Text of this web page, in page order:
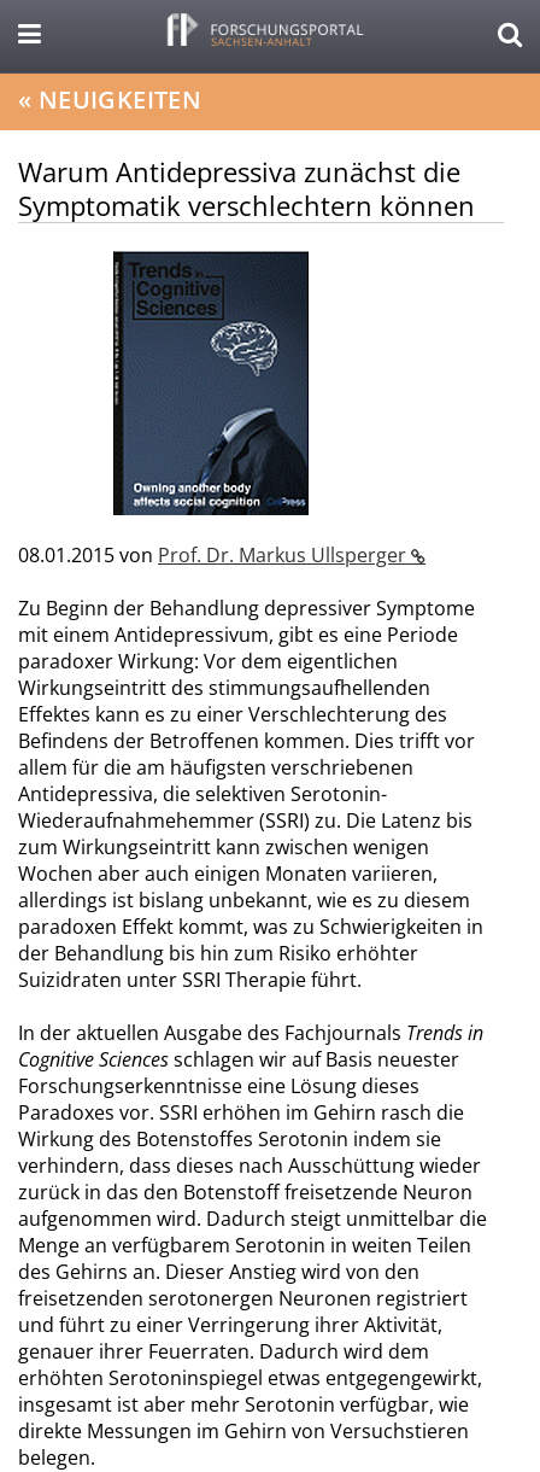
« NEUIGKEITEN
Warum Antidepressiva zunächst die
Symptomatik verschlechtern können
08.01.2015von Prof. Dr. Markus Ullsperger
Zu Beginn der Behandlung depressiver Symptome
mit einem Antidepressivum, gibt es eine Periode
paradoxer Wirkung: Vor dem eigentlichen
Wirkungseintritt des stimmungsaufhellenden
Effektes kann es zu einer Verschlechterung des
Befindens der Betroffenen kommen. Dies trifft vor
allem für die am häufigsten verschriebenen
Antidepressiva, die selektiven Serotonin-
Wiederaufnahmehemmer (SSRI) zu. Die Latenz bis
zum Wirkungseintritt kann zwischen wenigen
Wochen aber auch einigen Monaten variieren,
allerdings ist bislang unbekannt, wie es zu diesem
paradoxen Effekt kommt, was zu Schwierigkeiten in
der Behandlung bis hin zum Risiko erhöhter
Suizidraten unter SSRI Therapie führt.
In der aktuellen Ausgabe des Fachjournals Trends in
Cognitive Sciencesschlagen wir auf Basis neuester
Forschungserkenntnisse eine Lösung dieses
Paradoxes vor. SSRI erhöhen im Gehirn rasch die
Wirkung des Botenstoffes Serotonin indem sie
verhindern, dass dieses nach Ausschüttung wieder
zurück in das den Botenstoff freisetzende Neuron
aufgenommen wird. Dadurch steigt unmittelbar die
Menge an verfügbarem Serotonin in weiten Teilen
des Gehirns an. Dieser Anstieg wird von den
freisetzenden serotonergen Neuronen registriert
und führt zu einer Verringerung ihrer Aktivität,
genauer ihrer Feuerraten. Dadurch wird dem
erhöhten Serotoninspiegel etwas entgegengewirkt,
insgesamt ist aber mehr Serotonin verfügbar, wie
direkte Messungen im Gehirn von Versuchstieren
belegen.